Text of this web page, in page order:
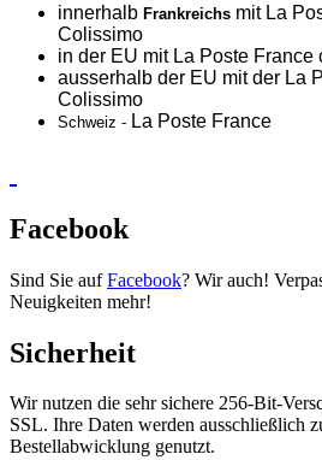
innerhalb Frankreichs mit La
Colissimo
in der EU mit La Poste France
ausserhalb der EU mit der La
Colissimo
Schweiz - La Poste France
Facebook
Sind Sie aufFacebook? Wir auch!
Neuigkeiten mehr!
Sicherheit
Wir nutzen die sehr sichere 256-Bit-
SSL. Ihre Daten werden ausschließlich
Bestellabwicklung genutzt.